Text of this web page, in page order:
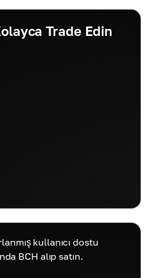
Trade Edin
kullanıcı dostu
BCH alıp satın.